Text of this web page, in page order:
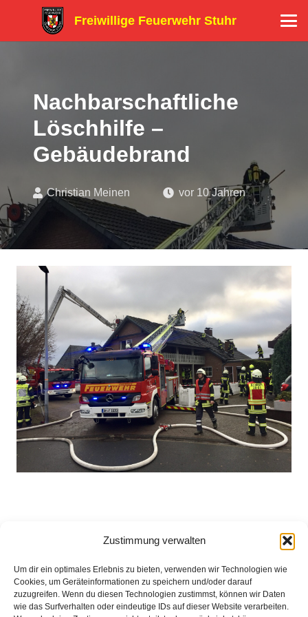
Zustimmung verwalten
Um dir ein optimales Erlebnis zu bieten, verwenden wir Technologien wie
Cookies, um Geräteinformationen zu speichern und/oder darauf
zuzugreifen. Wenn du diesen Technologien zustimmst, können wir Daten
wie das Surfverhalten oder eindeutige IDs auf dieser Website verarbeiten.
Freiwillige Feuerwehr Stuhr
Nachbarschaftliche
Löschhilfe –
Gebäudebrand
Christian Meinen vor 10 Jahren
Brinkum über Meldeempfänger zu einer Nachbarschaftlichen
Löschhilfe nach Sudweyhe alarmiert. Einsatzbericht auf:
www.Feuerwehr-Weyhe.de